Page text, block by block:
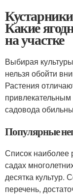
Какие
на участке
Выбирая
нельзя обойти
Растения
садовода
Популярные
Список наиболее
садах
десятка культур.
перечень,